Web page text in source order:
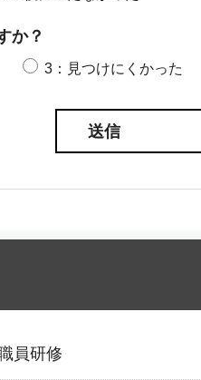
か？
3：見つけにくかった
員研修